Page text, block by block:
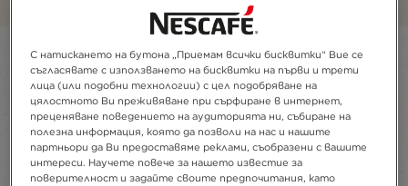
Filter
5 продукти Sort:Препоръчително
С натискането на бутона „Приемам всички бисквитки“ Вие се
съгласявате с използването на бисквитки на първи и трети
лица (или подобни технологии) с цел подобряване на
цялостното Ви преживяване при сърфиране в интернет,
преценяване поведението на аудиторията ни, събиране на
полезна информация, която да позволи на нас и нашите
партньори да Ви предоставяме реклами, съобразени с вашите
интереси. Научете повече за нашето известие за
поверителност и задайте своите предпочитания, като